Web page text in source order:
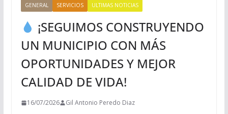
GENERAL SERVICIOS ULTIMAS NOTICIAS
¡SEGUIMOS CONSTRUYENDO
UN MUNICIPIO CON MÁS
OPORTUNIDADES Y MEJOR
CALIDAD DE VIDA!
16/07/2026 Gil Antonio Peredo Diaz